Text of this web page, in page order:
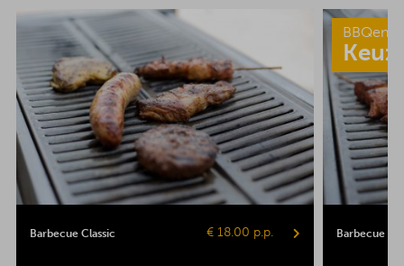
Barbecue Classic € 18.00 p.p. Barbecue